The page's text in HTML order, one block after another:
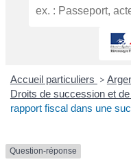
Accueil particuliers >
Droits de succession et
rapport fiscal dans une
Question-réponse